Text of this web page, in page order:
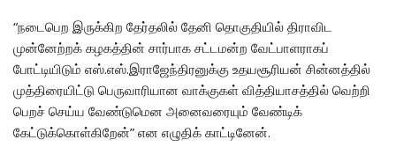
“நடைபெற இருக்கிற தேர்தலில் தேனி தொகுதியில் திராவிட
முன்னேற்றக் கழகத்தின் சார்பாக சட்டமன்ற வேட்பாளராகப்
போட்டியிடும் எஸ்.எஸ்.இராஜேந்திரனுக்கு உதயசூரியன் சின்னத்தில்
முத்திரையிட்டு பெருவாரியான வாக்குகள் வித்தியாசத்தில் வெற்றி
பெறச் செய்ய வேண்டுமென அனைவரையும் வேண்டிக்
கேட்டுக்கொள்கிறேன்” என எழுதிக் காட்டினேன்.